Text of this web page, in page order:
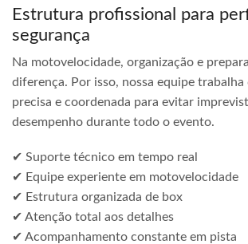
Estrutura profissional para
segurança
Na motovelocidade, organização e
diferença. Por isso, nossa equipe trabalha
precisa e coordenada para evitar
desempenho durante todo o evento.
✔ Suporte técnico em tempo real
✔ Equipe experiente em motovelocidade
✔ Estrutura organizada de box
✔ Atenção total aos detalhes
✔ Acompanhamento constante em pista